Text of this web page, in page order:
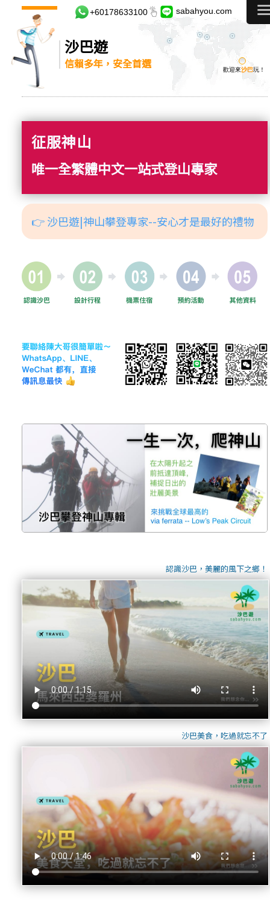
+60178633100 sabahyou.com
沙巴遊
信賴多年，安全首選 歡迎來沙巴玩！
征服神山
唯一全繁體中文一站式登山專家
👉 沙巴遊|神山攀登專家--安心才是最好的禮物
認識沙巴，美麗的風下之鄉！
沙巴美食，吃過就忘不了